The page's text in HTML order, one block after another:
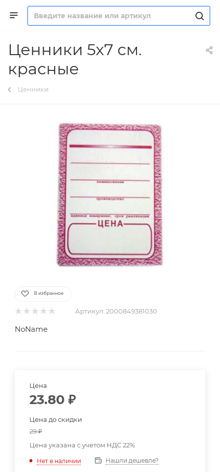
Ценники 5х7 см.
красные
Ценники
В избранное
Артикул: 2000849381030
NoName
Цена
23.80 ₽
Цена до скидки
29₽
Цена указана с учетом НДС 22%
Нет в наличии Нашли дешевле?